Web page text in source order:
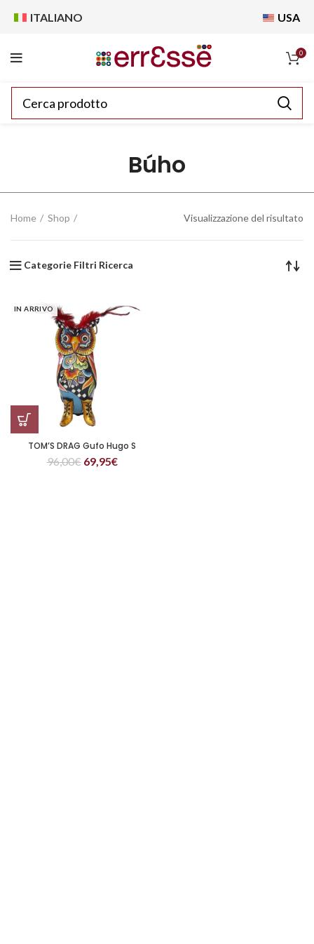
ITALIANO USA
0
Búho
Home Shop Visualizzazione del risultato
Categorie Filtri Ricerca
IN ARRIVO
TOM’S DRAG Gufo Hugo S
96,00€ 69,95€